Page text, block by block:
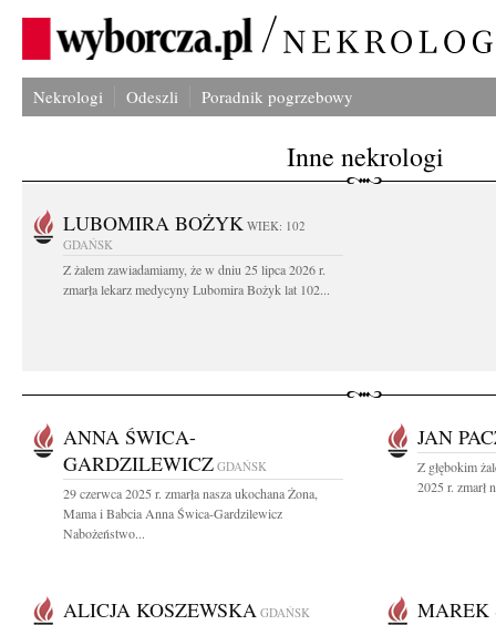
Nekrologi Odeszli Poradnik pogrzebowy
Inne nekrologi
LUBOMIRA BOŻYK WIEK: 102
GDAŃSK
Z żalem zawiadamiamy, że w dniu 25 lipca 2026 r.
zmarła lekarz medycyny Lubomira Bożyk lat 102...
ANNA ŚWICA-
GARDZILEWICZ GDAŃSK
29 czerwca 2025 r. zmarła nasza ukochana Żona,
Mama i Babcia Anna Świca-Gardzilewicz
Nabożeństwo...
JAN
Z głębokim
2025 r. zmarł
ALICJA KOSZEWSKA GDAŃSK MAREK